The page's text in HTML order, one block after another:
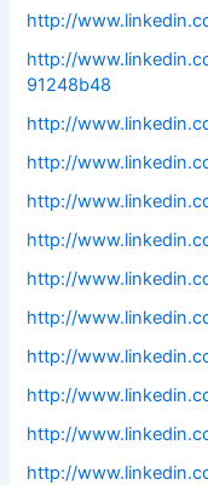
http://
http://
91248b48
http://
http://
http://
http://
http://
http://
http://
http://
http://
http://